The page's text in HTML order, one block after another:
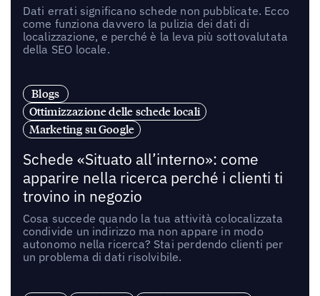
Dati errati significano schede non pubblicate. Ecco
come funziona davvero la pulizia dei dati di
localizzazione, e perché è la leva più sottovalutata
della SEO locale.
Blogs
Ottimizzazione delle schede locali
Marketing su Google
Schede «Situato all’interno»: come
apparire nella ricerca perché i clienti ti
trovino in negozio
Cosa succede quando la tua attività colocalizzata
condivide un indirizzo ma non appare in modo
autonomo nella ricerca? Stai perdendo clienti per
un problema di dati risolvibile.